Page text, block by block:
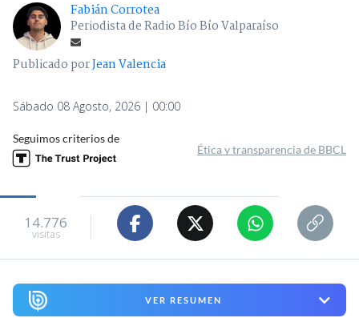
Fabián Corrotea
Periodista de Radio Bío Bío Valparaíso
Publicado porJean Valencia
Sábado 08 Agosto, 2026 | 00:00
Seguimos criterios de
Ética y transparencia de BBCL
14.776
visitas
VER RESUMEN